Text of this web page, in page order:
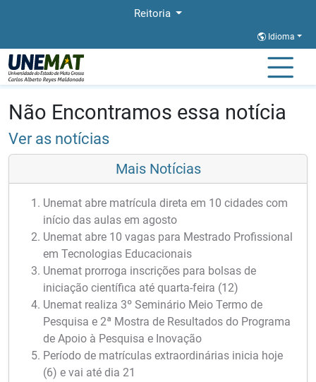
Reitoria
Idioma
Página Inicial
Não Encontramos essa notícia
Ver as notícias
Mais Notícias
Unemat abre matrícula direta em 10 cidades com
início das aulas em agosto
Unemat abre 10 vagas para Mestrado Profissional
em Tecnologias Educacionais
Unemat prorroga inscrições para bolsas de
iniciação científica até quarta-feira (12)
Unemat realiza 3º Seminário Meio Termo de
Pesquisa e 2ª Mostra de Resultados do Programa
de Apoio à Pesquisa e Inovação
Período de matrículas extraordinárias inicia hoje
(6) e vai até dia 21